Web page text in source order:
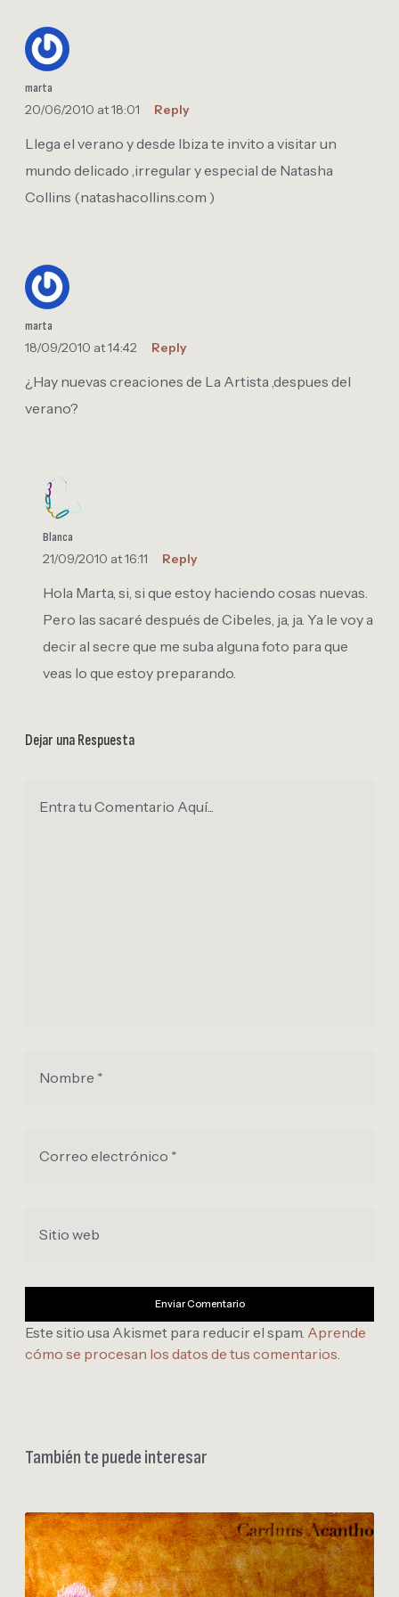
marta
20/06/2010 at 18:01 Reply
Llega el verano y desde Ibiza te invito a visitar un
mundo delicado ,irregular y especial de Natasha
Collins (natashacollins.com )
marta
18/09/2010 at 14:42 Reply
¿Hay nuevas creaciones de La Artista ,despues del
verano?
Blanca
21/09/2010 at 16:11 Reply
Hola Marta, si, si que estoy haciendo cosas nuevas.
Pero las sacaré después de Cibeles, ja, ja. Ya le voy a
decir al secre que me suba alguna foto para que
veas lo que estoy preparando.
Dejar una Respuesta
Entra tu Comentario Aquí...
Nombre *
Correo electrónico *
Sitio web
Este sitio usa Akismet para reducir el spam. Aprende
cómo se procesan los datos de tus comentarios
También te puede interesar
C
a
r
d